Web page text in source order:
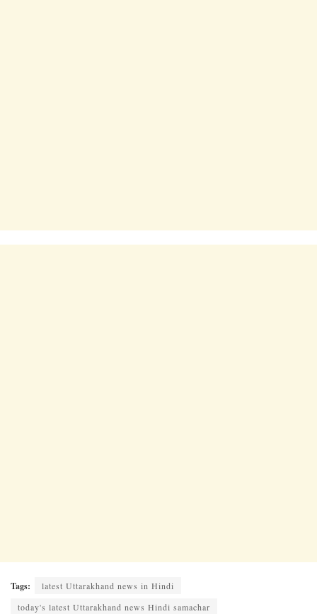
Tags:
latest Uttarakhand news in Hindi
today's latest Uttarakhand news Hindi samachar